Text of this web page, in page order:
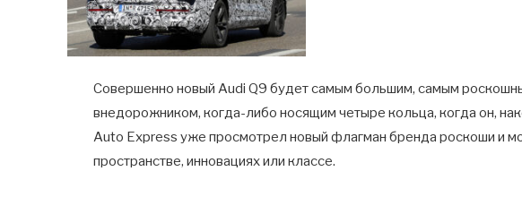
Совершенно новый Audi Q9 будет самым большим, самым
внедорожником, когда-либо носящим четыре кольца, когда он,
Auto Express уже просмотрел новый флагман бренда роскоши и
пространстве, инновациях или классе.